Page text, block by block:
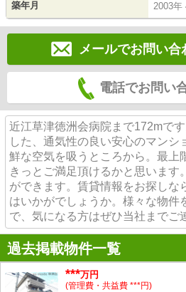
築年月 2003年
メールでお問い合
電話でお問い
近江草津徳洲会病院まで172mで
した、通気性の良い安心のマンシ
鮮な空気を吸うところから。最上
きっとご満足頂けるかと思います
ができます。賃貸情報をお探しな
はいかがでしょうか。様々な物件
で、気になる方はぜひ当社までご
過去掲載物件一覧
***万円
(管理費・共益費 ***円)